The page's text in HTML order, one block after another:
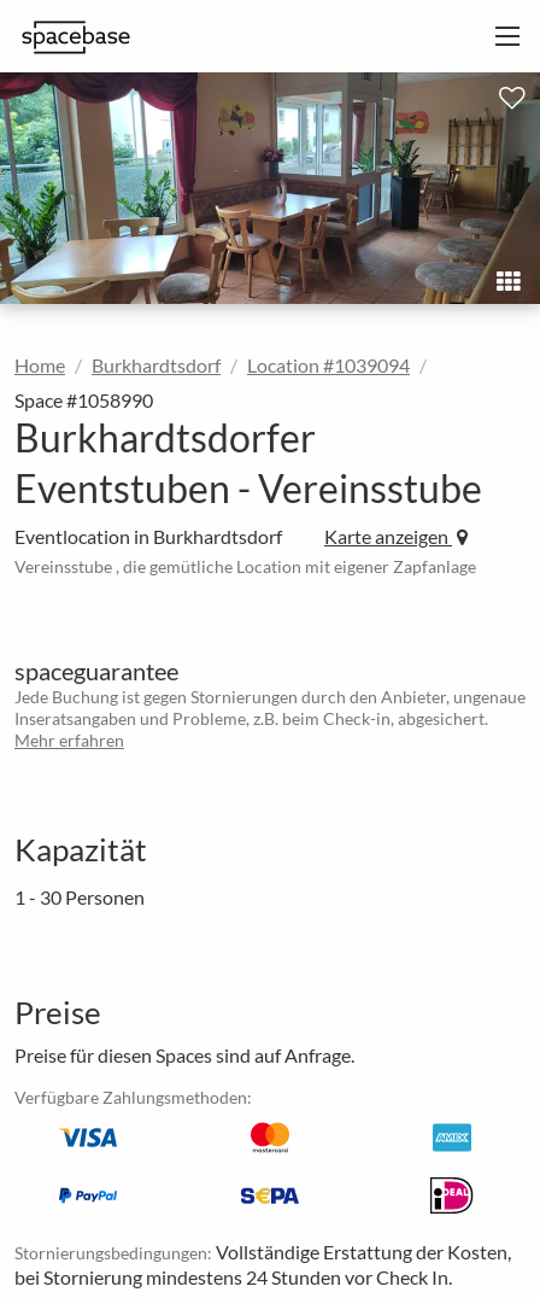
Home Burkhardtsdorf
Location #1039094
Space #1058990
Burkhardtsdorfer
Eventstuben - Vereinsstube
Eventlocation in Burkhardtsdorf Karte anzeigen
Vereinsstube , die gemütliche Location mit eigener Zapfanlage
spaceguarantee
Jede Buchung ist gegen Stornierungen durch den Anbieter, ungenaue
Inseratsangaben und Probleme, z.B. beim Check-in, abgesichert.
Mehr erfahren
Kapazität
1 - 30 Personen
Preise
Preise für diesen Spaces sind auf Anfrage.
Verfügbare Zahlungsmethoden:
Stornierungsbedingungen: Vollständige Erstattung der Kosten,
bei Stornierung mindestens 24 Stunden vor Check In.